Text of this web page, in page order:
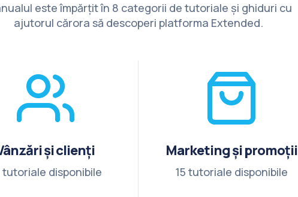
este împărțit în 8 categorii de tutoriale și ghiduri cu
ajutorul cărora să descoperi platforma Extended.
și clienți
tutoriale disponibile
Marketing și promoții
15 tutoriale disponibile